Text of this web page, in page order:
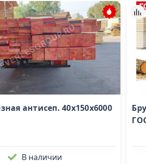
антисеп. 40х150х6000
В наличии